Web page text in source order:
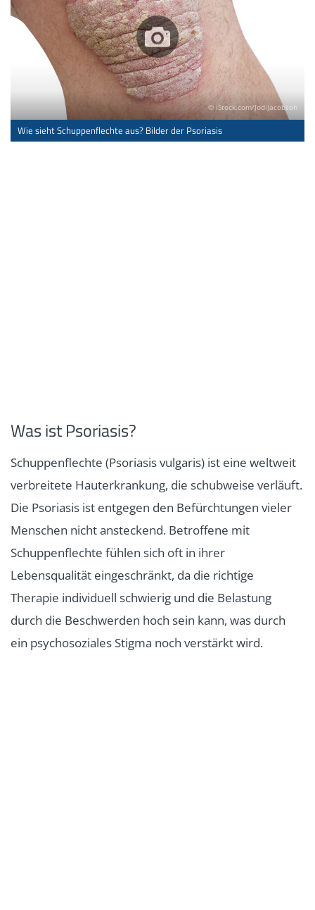
© iStock.com/JodiJacobson
Wie sieht Schuppenflechte aus? Bilder der Psoriasis
Was ist Psoriasis?
Schuppenflechte (Psoriasis vulgaris) ist eine weltweit
verbreitete Hauterkrankung, die schubweise verläuft.
Die Psoriasis ist entgegen den Befürchtungen vieler
Menschen nicht ansteckend. Betroffene mit
Schuppenflechte fühlen sich oft in ihrer
Lebensqualität eingeschränkt, da die richtige
Therapie individuell schwierig und die Belastung
durch die Beschwerden hoch sein kann, was durch
ein psychosoziales Stigma noch verstärkt wird.